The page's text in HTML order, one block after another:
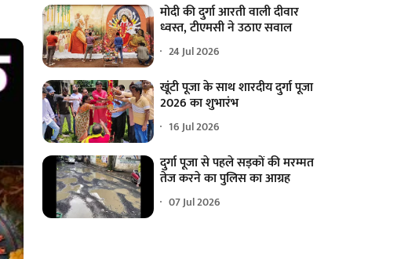
मोदी की दुर्गा आरती वाली दीवार
ध्वस्त, टीएमसी ने उठाए सवाल
24 Jul 2026
खूंटी पूजा के साथ शारदीय दुर्गा पूजा
2026 का शुभारंभ
16 Jul 2026
दुर्गा पूजा से पहले सड़कों की मरम्मत
तेज करने का पुलिस का आग्रह
07 Jul 2026